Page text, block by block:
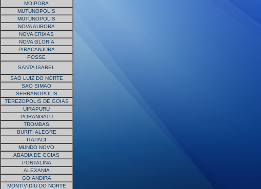
MOIPORA
MUTUNOPOLIS
MUTUNOPOLIS
NOVA AURORA
NOVA CRIXAS
NOVA GLORIA
PIRACANJUBA
POSSE
SANTA ISABEL
SAO LUIZ DO NORTE
SAO SIMAO
SERRANOPOLIS
TEREZOPOLIS DE GOIAS
UIRAPURU
PORANGATU
TROMBAS
BURITI ALEGRE
ITAPACI
MUNDO NOVO
ABADIA DE GOIAS
PONTALINA
ALEXANIA
GOIANDIRA
MONTIVIDIU DO NORTE